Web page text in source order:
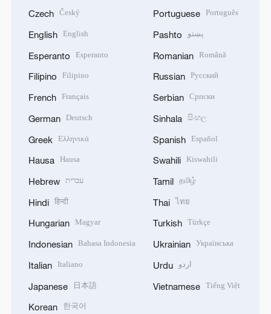
Czech Český
English English
Esperanto Esperanto
Filipino Filipino
French Français
German Deutsch
Greek Ελληνικά
Hausa Hausa
Hebrew עברית
Hindi हिन्दी
Hungarian Magyar
Indonesian Bahasa Indonesia
Italian Italiano
Japanese 日本語
Korean 한국어
Portuguese Português
Pashto پښتو
Romanian Română
Russian Русский
Serbian Српски
Sinhala සිංහල
Spanish Español
Swahili Kiswahili
Tamil தமிழ்
Thai ไทย
Turkish Türkçe
Ukrainian Українська
Urdu اردو
Vietnamese Tiếng Việt